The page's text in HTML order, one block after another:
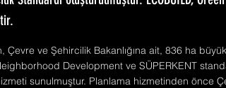
Çevre ve Şehircilik Bakanlığına ait, 836 ha
Development ve SÜPERKENT
sunulmuştur. Planlama hizmetinden önce